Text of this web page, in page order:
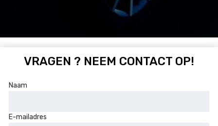
VRAGEN ? NEEM CONTACT OP!
Naam
E-mailadres